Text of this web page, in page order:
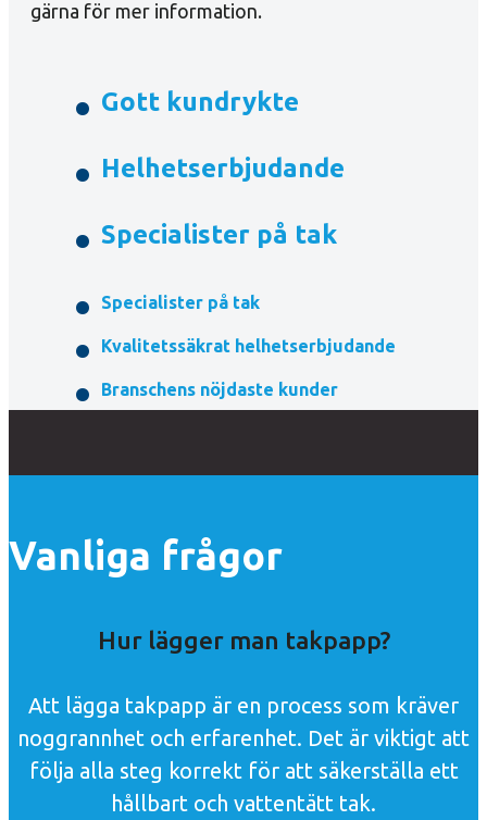
gärna för mer information.
Gott kundrykte
Helhetserbjudande
Specialister på tak
Specialister på tak
Kvalitetssäkrat helhetserbjudande
Branschens nöjdaste kunder
Vanliga frågor
Hur lägger man takpapp?
Att lägga takpapp är en process som kräver
noggrannhet och erfarenhet. Det är viktigt att
följa alla steg korrekt för att säkerställa ett
hållbart och vattentätt tak.